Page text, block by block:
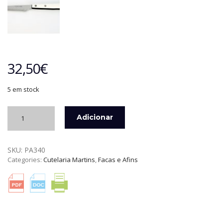
32,50€
5 em stock
CONJUNTO
FACAS
DE
CONTRASTES
CUTELARIA
Adicionar
SKU: PA340
Categories: Cutelaria Martins,Facas e Afins